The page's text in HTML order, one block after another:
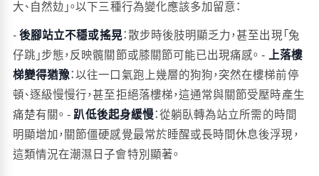
大、自然攰」。以下三種行為變化應該多加留意：
-後腳站立不穩或搖晃：散步時後肢明顯乏力，甚至出現「兔
仔跳」步態，反映髖關節或膝關節可能已出現痛感。 -
上落樓
梯變得猶豫：以往一口氣跑上幾層的狗狗，突然在樓梯前停
頓、逐級慢慢行，甚至拒絕落樓梯，這通常與關節受壓時產生
痛楚有關。 - 趴低後起身緩慢：從躺臥轉為站立所需的時間
明顯增加，關節僵硬感覺最常於睡醒或長時間休息後浮現，
這類情況在潮濕日子會特別顯著。